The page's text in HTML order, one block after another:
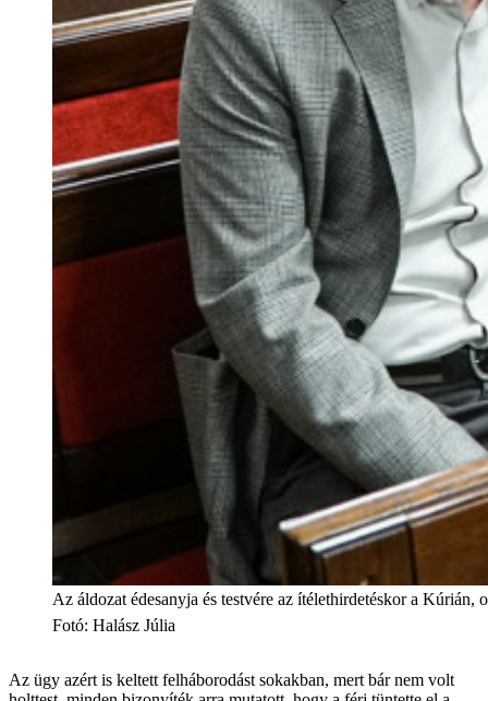
Az áldozat édesanyja és testvére az ítélethirdetéskor a Kúrián,
Fotó: Halász Júlia
Az ügy azért is keltett felháborodást sokakban, mert bár nem volt